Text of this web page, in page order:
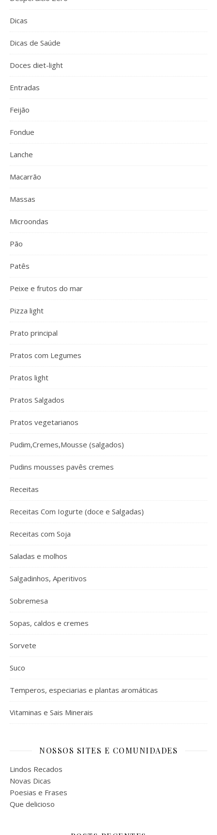
Dicas
Dicas de Saúde
Doces diet-light
Entradas
Feijão
Fondue
Lanche
Macarrão
Massas
Microondas
Pão
Patês
Peixe e frutos do mar
Pizza light
Prato principal
Pratos com Legumes
Pratos light
Pratos Salgados
Pratos vegetarianos
Pudim,Cremes,Mousse (salgados)
Pudins mousses pavês cremes
Receitas
Receitas Com Iogurte (doce e Salgadas)
Receitas com Soja
Saladas e molhos
Salgadinhos, Aperitivos
Sobremesa
Sopas, caldos e cremes
Sorvete
Suco
Temperos, especiarias e plantas aromáticas
Vitaminas e Sais Minerais
NOSSOS SITES E COMUNIDADES
Lindos Recados
Novas Dicas
Poesias e Frases
Que delicioso